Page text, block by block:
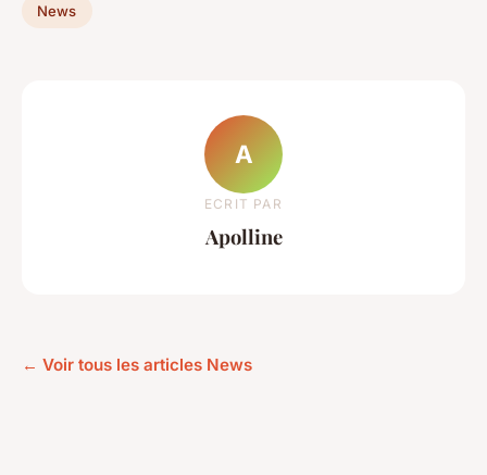
News
A
ECRIT PAR
Apolline
← Voir tous les articles News